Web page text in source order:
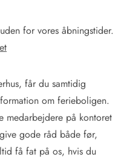
for vores åbningstider.
får du samtidig
om ferieboligen.
medarbejdere på kontoret
gode råd både før,
få fat på os, hvis du